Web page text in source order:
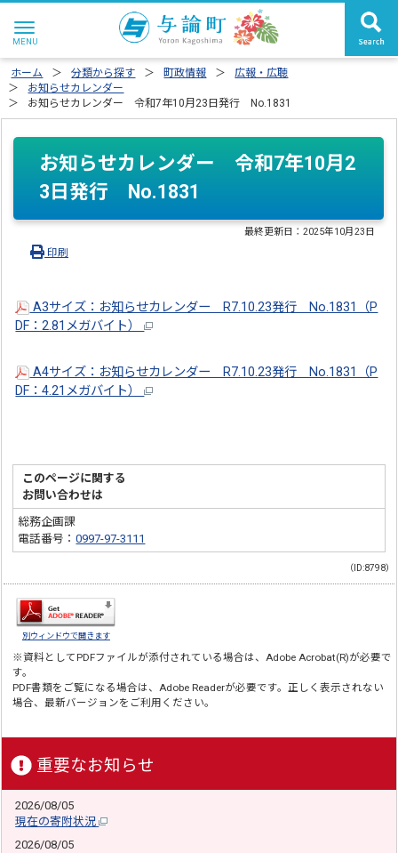
ホーム 分類から探す 町政情報
広報・広聴
お知らせカレンダー
お知らせカレンダー 令和7年10月23日発行 No.1831
お知らせカレンダー 令和7年10月2
3日発行 No.1831
最終更新日：2025年10月23日
印刷
A3サイズ：お知らせカレンダー R7.10.23発行 No.1831（P
DF：2.81メガバイト）
A4サイズ：お知らせカレンダー R7.10.23発行 No.1831（P
DF：4.21メガバイト）
このページに関する
お問い合わせは
総務企画課
電話番号：0997-97-3111
（ID:8798）
別ウィンドウで開きます
※資料としてPDFファイルが添付されている場合は、Adobe Acrobat(R)が必要で
す。
PDF書類をご覧になる場合は、Adobe Readerが必要です。正しく表示されない
場合、最新バージョンをご利用ください。
重要なお知らせ
2026/08/05
現在の寄附状況
2026/08/05